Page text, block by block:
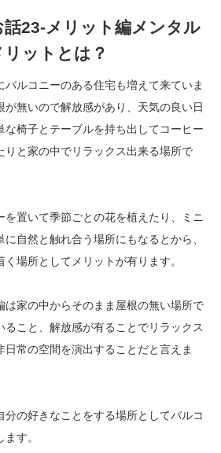
23-メリット編メンタル
ットとは？
ルコニーのある住宅も増えて来ていま
が無いので解放感があり、天気の良い日
な椅子とテーブルを持ち出してコーヒー
りと家の中でリラックス出来る場所で
を置いて季節ごとの花を植えたり、ミニ
に自然と触れ合う場所にもなるとから、
く場所としてメリットが有ります。
は家の中からそのまま屋根の無い場所で
ること、解放感が有ることでリラックス
日常の空間を演出することだと言えま
分の好きなことをする場所としてバルコ
す。